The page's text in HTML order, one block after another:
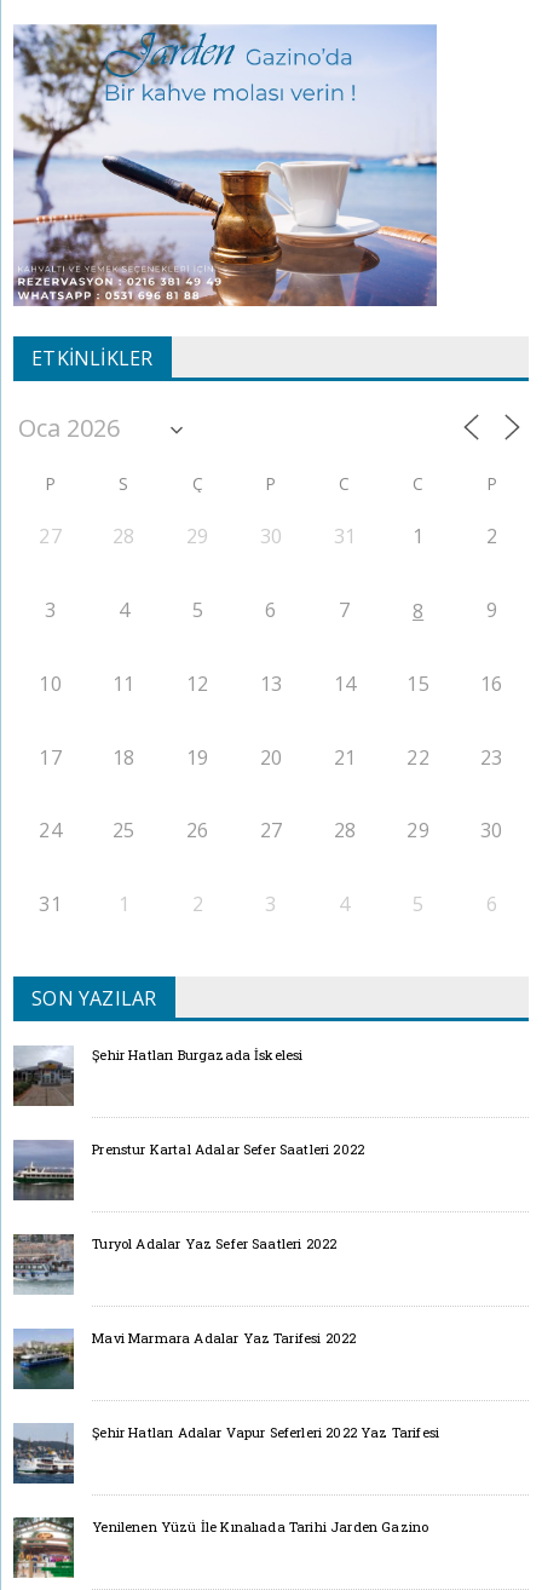
ETKINLIKLER
P S Ç P C C P
27 28 29 30 31 1 2
3 4 5 6 7 8 9
10 11 12 13 14 15 16
17 18 19 20 21 22 23
24 25 26 27 28 29 30
31 1 2 3 4 5 6
SON YAZILAR
Şehir Hatları Burgazada İskelesi
Prenstur Kartal Adalar Sefer Saatleri 2022
Turyol Adalar Yaz Sefer Saatleri 2022
Mavi Marmara Adalar Yaz Tarifesi 2022
Şehir Hatları Adalar Vapur Seferleri 2022 Yaz Tarifesi
Yenilenen Yüzü İle Kınalıada Tarihi Jarden Gazino